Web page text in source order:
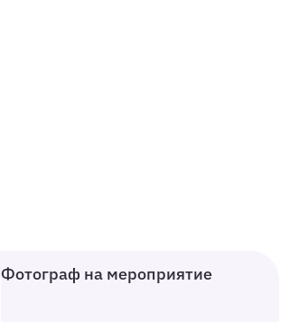
Фотограф на мероприятие